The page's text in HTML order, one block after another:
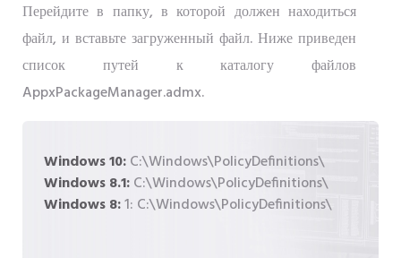
Перейдите в папку, в которой должен находиться
файл, и вставьте загруженный файл. Ниже приведен
список путей к каталогу файлов
AppxPackageManager.admx.
Windows 10:C:\Windows\PolicyDefinitions\
Windows 8.1:C:\Windows\PolicyDefinitions\
Windows 8:1: C:\Windows\PolicyDefinitions\